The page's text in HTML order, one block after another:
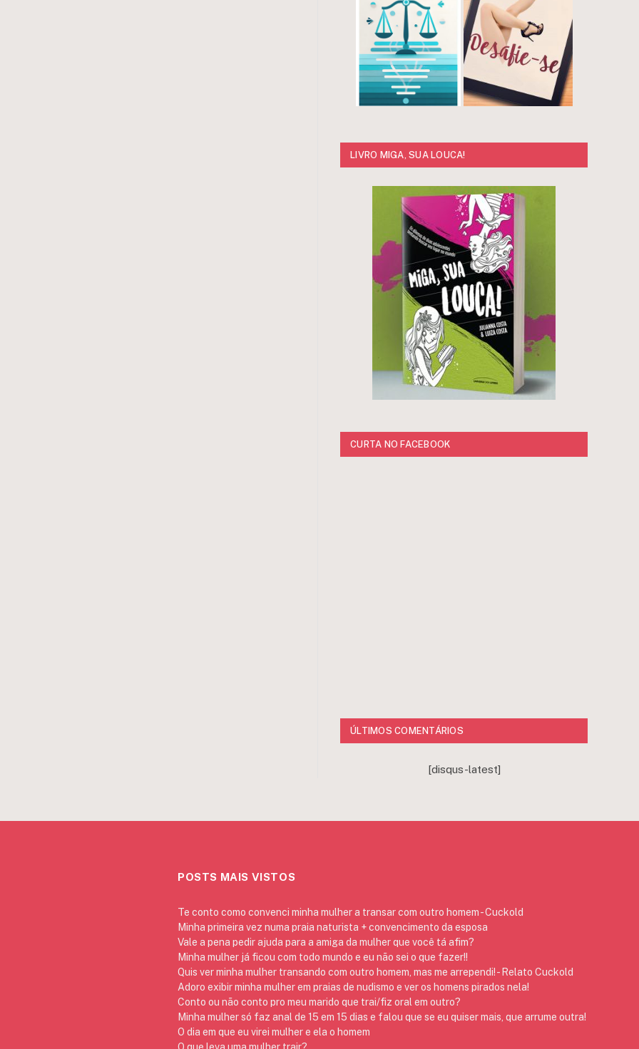
LIVRO MIGA, SUA LOUCA!
CURTA NO FACEBOOK
ÚLTIMOS COMENTÁRIOS
[disqus-latest]
POSTS MAIS VISTOS
Te conto como convenci minha mulher a transar com outro homem - Cuckold
Minha primeira vez numa praia naturista + convencimento da esposa
Vale a pena pedir ajuda para a amiga da mulher que você tá afim?
Minha mulher já ficou com todo mundo e eu não sei o que fazer!!
Quis ver minha mulher transando com outro homem, mas me arrependi! - Relato Cuckold
Adoro exibir minha mulher em praias de nudismo e ver os homens pirados nela!
Conto ou não conto pro meu marido que trai/fiz oral em outro?
Minha mulher só faz anal de 15 em 15 dias e falou que se eu quiser mais, que arrume outra!
O dia em que eu virei mulher e ela o homem
O que leva uma mulher trair?